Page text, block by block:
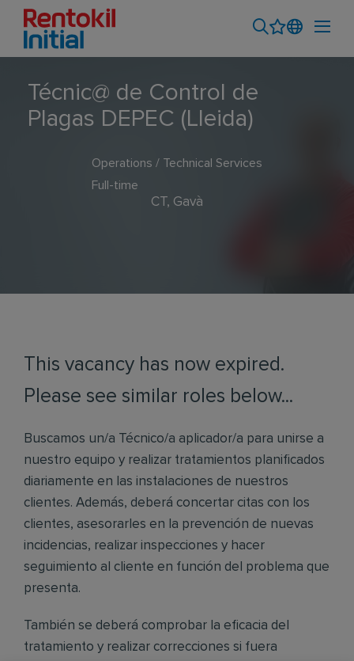
Técnic@ de Control de
Plagas DEPEC (Lleida)
Operations / Technical Services
Full-time
CT, Gavà
This vacancy has now expired.
Please see similar roles below...
Buscamos un/a Técnico/a aplicador/a para unirse a
nuestro equipo y realizar tratamientos planificados
diariamente en las instalaciones de nuestros
clientes. Además, deberá concertar citas con los
clientes, asesorarles en la prevención de nuevas
incidencias, realizar inspecciones y hacer
seguimiento al cliente en función del problema que
presenta.
También se deberá comprobar la eficacia del
tratamiento y realizar correcciones si fuera